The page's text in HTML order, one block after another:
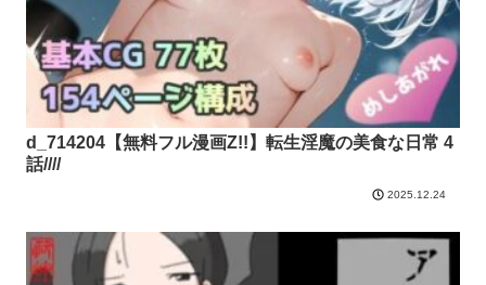
d_714204【無料フル漫画Z!!】転生淫魔の美食な日常 4
話////
2025.12.24